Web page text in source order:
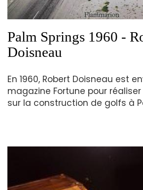
Palm Springs 1960 -
Doisneau
En 1960, Robert Doisneau est
magazine Fortune pour
sur la construction de golfs à